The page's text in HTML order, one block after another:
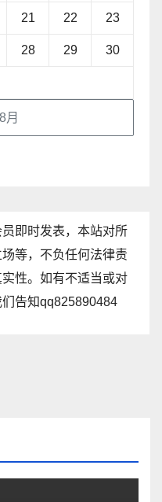
月
21 22 23
28 29 30
即时发表，本站对所
等，不负任何法律责
性。如有不适当或对
告知qq825890484